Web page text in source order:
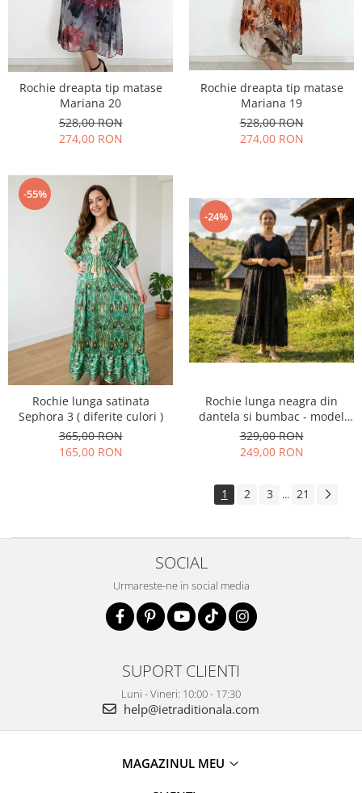
Rochie dreapta tip matase
Mariana 20
528,00 RON
274,00 RON
Rochie dreapta tip matase
Mariana 19
528,00 RON
274,00 RON
-55%
Rochie lunga satinata
Sephora 3 ( diferite culori )
365,00 RON
165,00 RON
-24%
Rochie lunga neagra din
dantela si bumbac - model
elegant vaporoasa
329,00 RON
249,00 RON
1 2 3 ... 21
SOCIAL
Urmareste-ne in social media
SUPORT CLIENTI
Luni - Vineri: 10:00 - 17:30
help@ietraditionala.com
MAGAZINUL MEU